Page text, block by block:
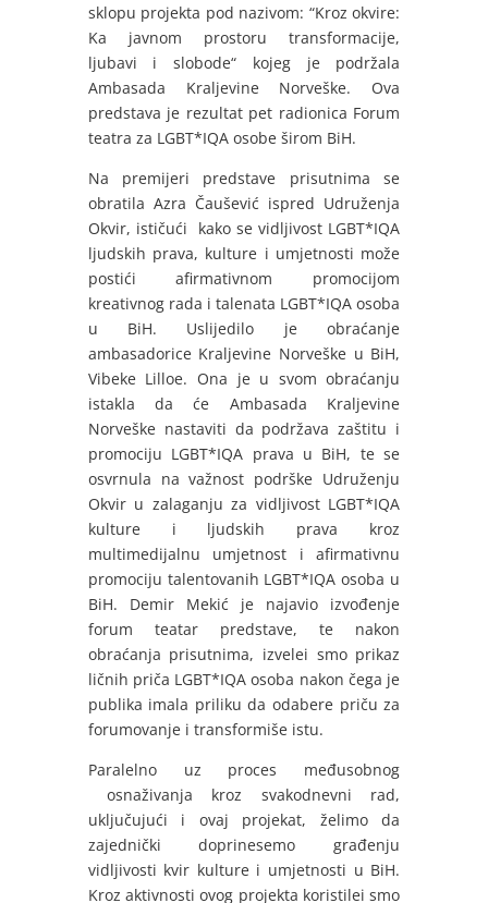
sklopu projekta pod nazivom: “Kroz okvire:
Ka javnom prostoru transformacije,
ljubavi i slobode“ kojeg je podržala
Ambasada Kraljevine Norveške. Ova
predstava je rezultat pet radionica Forum
teatra za LGBT*IQA osobe širom BiH.
Na premijeri predstave prisutnima se
obratila Azra Čaušević ispred Udruženja
Okvir, ističući kako se vidljivost LGBT*IQA
ljudskih prava, kulture i umjetnosti može
postići afirmativnom promocijom
kreativnog rada i talenata LGBT*IQA osoba
u BiH. Uslijedilo je obraćanje
ambasadorice Kraljevine Norveške u BiH,
Vibeke Lilloe. Ona je u svom obraćanju
istakla da će Ambasada Kraljevine
Norveške nastaviti da podržava zaštitu i
promociju LGBT*IQA prava u BiH, te se
osvrnula na važnost podrške Udruženju
Okvir u zalaganju za vidljivost LGBT*IQA
kulture i ljudskih prava kroz
multimedijalnu umjetnost i afirmativnu
promociju talentovanih LGBT*IQA osoba u
BiH. Demir Mekić je najavio izvođenje
forum teatar predstave, te nakon
obraćanja prisutnima, izvelei smo prikaz
ličnih priča LGBT*IQA osoba nakon čega je
publika imala priliku da odabere priču za
forumovanje i transformiše istu.
Paralelno uz proces međusobnog
osnaživanja kroz svakodnevni rad,
uključujući i ovaj projekat, želimo da
zajednički doprinesemo građenju
vidljivosti kvir kulture i umjetnosti u BiH.
Kroz aktivnosti ovog projekta koristilei smo